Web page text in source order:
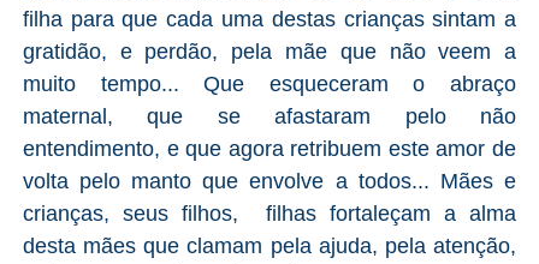
filha para que cada uma destas crianças sintam a
gratidão, e perdão, pela mãe que não veem a
muito tempo... Que esqueceram o abraço
maternal, que se afastaram pelo não
entendimento, e que agora retribuem este amor de
volta pelo manto que envolve a todos... Mães e
crianças, seus filhos, filhas fortaleçam a alma
desta mães que clamam pela ajuda, pela atenção,